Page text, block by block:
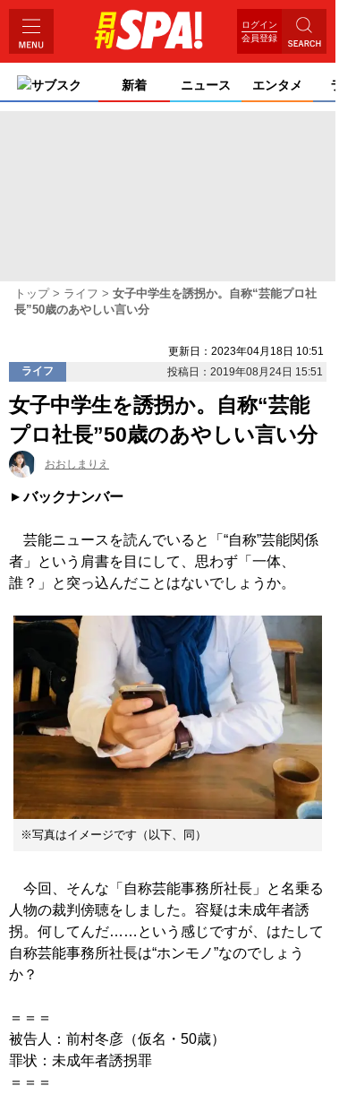
ログイン
会員登録
サブスク 新着 ニュース エンタメ
トップ ライフ
女子中学生を誘拐か。自称“芸能プロ社
長”50歳のあやしい言い分
更新日：2023年04月18日 10:51
ライフ
投稿日：2019年08月24日 15:51
女子中学生を誘拐か。自称“芸能
プロ社長”50歳のあやしい言い分
おおしまりえ
バックナンバー
芸能ニュースを読んでいると「“自称”芸能関係
者」という肩書を目にして、思わず「一体、
誰？」と突っ込んだことはないでしょうか。
※写真はイメージです（以下、同）
今回、そんな「自称芸能事務所社長」と名乗る
人物の裁判傍聴をしました。容疑は未成年者誘
拐。何してんだ……という感じですが、はたして
自称芸能事務所社長は“ホンモノ”なのでしょう
か？
＝＝＝
被告人：前村冬彦（仮名・50歳）
罪状：未成年者誘拐罪
＝＝＝